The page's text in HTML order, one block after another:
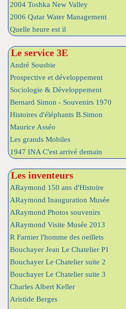
2004 Toshka New Valley
2006 Qatar Water Management
Quelle heure est il
Le service 3E
André Sousbie
Prospective et développement
Sociologie & Développement
Bernard Simon - Souvenirs 1970
Histoires d'éléphants B.Simon
Maurice Asséo
Les grands Mobiles
1947 INA C'est arrivé demain
Les inventeurs
ARaymond 150 ans d'Histoire
ARaymond Inauguration Musée
ARaymond Photos souvenirs
ARaymond Visite Musée 2013
R Farnier l'homme des oeillets
Bouchayer Jean Le Chatelier P1
Bouchayer Le Chatelier suite 2
Bouchayer Le Chatelier suite 3
Charles Albert Keller
Aristide Berges